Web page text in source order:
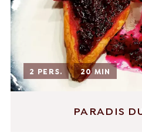
2 PERS. 20 MIN
PARADIS